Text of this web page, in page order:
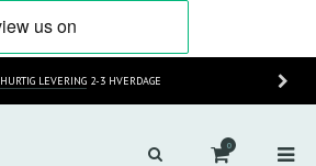
HURTIG LEVERING2-3 HVERDAGE
0